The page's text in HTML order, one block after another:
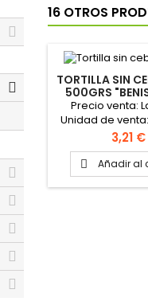
16 OTROS
TORTILLA SIN
500GRS
Precio venta:
Unidad de
de 500grs
Precio
3,21 €
 Añadir al